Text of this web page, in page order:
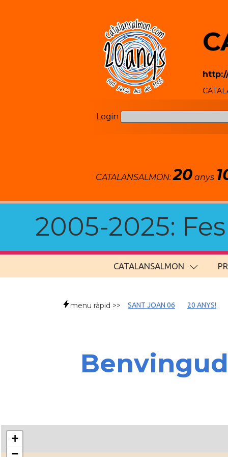
Login
CATALANSALMON:20 anys
2005-2025:
CATALANSALMON
menu ràpid >> SANT JOAN 06 20 ANYS!
+
−